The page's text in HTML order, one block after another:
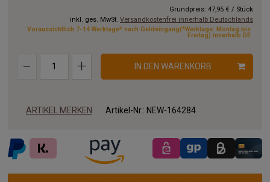
Grundpreis: 47,95 € / Stück
inkl. ges. MwSt. Versandkostenfrei innerhalb Deutschlands
Voraussichtlich 7-14 Werktage* nach Geldeingang(*Werktage: Montag bis
Freitag) innerhalb DE
IN DEN WARENKORB
ARTIKEL MERKEN Artikel-Nr.: NEW-164284